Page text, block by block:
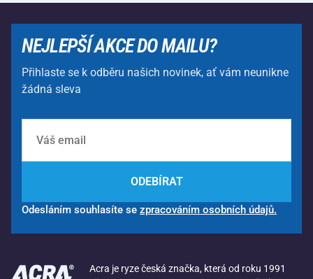
NEJLEPŠÍ AKCE DO MAILU?
Přihlaste se k odběru našich novinek, ať vám neunikne
žádná sleva
ODEBÍRAT
Odesláním souhlasíte se zpracováním osobních údajů.
Acra je ryze česká značka, která od roku 1991